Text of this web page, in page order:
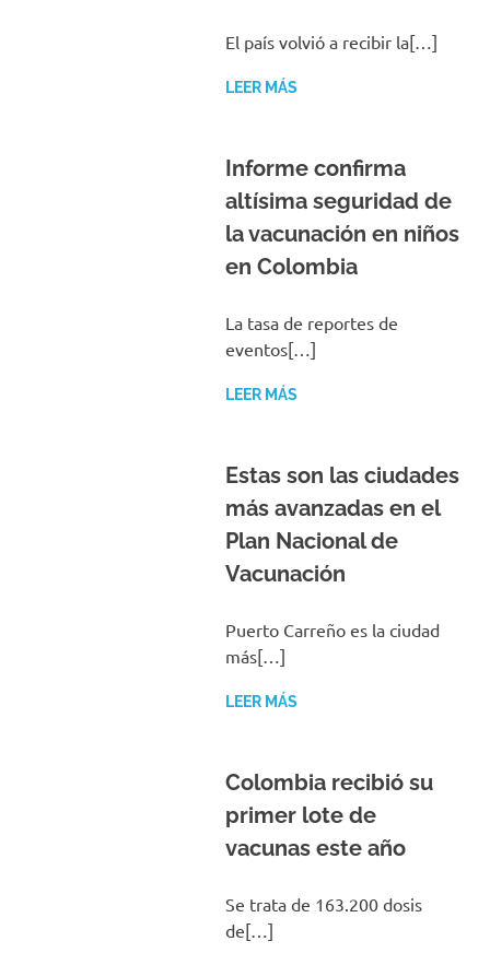
El país volvió a recibir la[…]
LEER MÁS
Informe confirma
altísima seguridad de
la vacunación en niños
en Colombia
La tasa de reportes de
eventos[…]
LEER MÁS
Estas son las ciudades
más avanzadas en el
Plan Nacional de
Vacunación
Puerto Carreño es la ciudad
más[…]
LEER MÁS
Colombia recibió su
primer lote de
vacunas este año
Se trata de 163.200 dosis
de[…]